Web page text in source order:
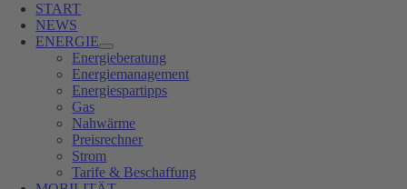
START
NEWS
ENERGIE
Energieberatung
Energiemanagement
Energiespartipps
Gas
Nahwärme
Preisrechner
Strom
Tarife & Beschaffung